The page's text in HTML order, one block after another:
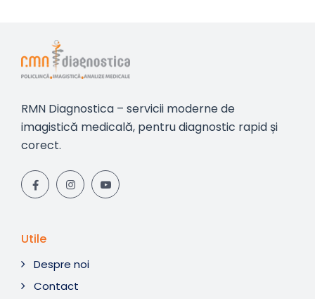
RMN Diagnostica – servicii moderne de
imagistică medicală, pentru diagnostic rapid și
corect.
Utile
Despre noi
Contact